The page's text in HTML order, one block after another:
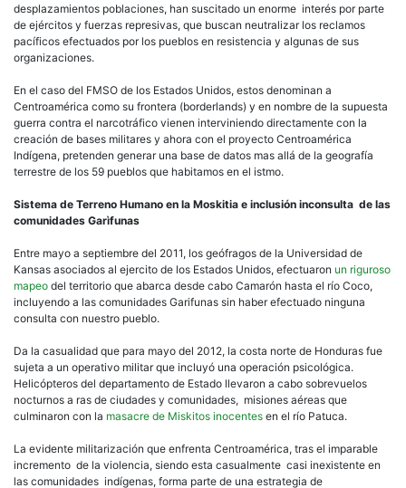
desplazamientos poblaciones, han suscitado un enorme interés por parte
de ejércitos y fuerzas represivas, que buscan neutralizar los reclamos
pacíficos efectuados por los pueblos en resistencia y algunas de sus
organizaciones.
En el caso del FMSO de los Estados Unidos, estos denominan a
Centroamérica como su frontera (borderlands) y en nombre de la supuesta
guerra contra el narcotráfico vienen interviniendo directamente con la
creación de bases militares y ahora con el proyecto Centroamérica
Indígena, pretenden generar una base de datos mas allá de la geografía
terrestre de los 59 pueblos que habitamos en el istmo.
Sistema de Terreno Humano en la Moskitia e inclusión inconsulta de las
comunidades Garìfunas
Entre mayo a septiembre del 2011, los geófragos de la Universidad de
Kansas asociados al ejercito de los Estados Unidos, efectuaron un riguroso
mapeo del territorio que abarca desde cabo Camarón hasta el río Coco,
incluyendo a las comunidades Garifunas sin haber efectuado ninguna
consulta con nuestro pueblo.
Da la casualidad que para mayo del 2012, la costa norte de Honduras fue
sujeta a un operativo militar que incluyó una operación psicológica.
Helicópteros del departamento de Estado llevaron a cabo sobrevuelos
nocturnos a ras de ciudades y comunidades, misiones aéreas que
culminaron con la masacre de Miskitos inocentes en el río Patuca.
La evidente militarización que enfrenta Centroamérica, tras el imparable
incremento de la violencia, siendo esta casualmente casi inexistente en
las comunidades indígenas, forma parte de una estrategia de